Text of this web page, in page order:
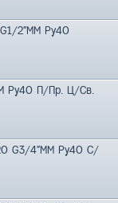
2"ММ Ру40
Ру40 П/Пр. Ц/Св.
G3/4"ММ Ру40 С/